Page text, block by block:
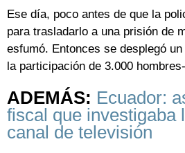
Ese día, poco antes de que la
para trasladarlo a una prisión de
esfumó. Entonces se desplegó
la participación de 3.000
ADEMÁS: Ecuador:
fiscal que investigaba
canal de televisión